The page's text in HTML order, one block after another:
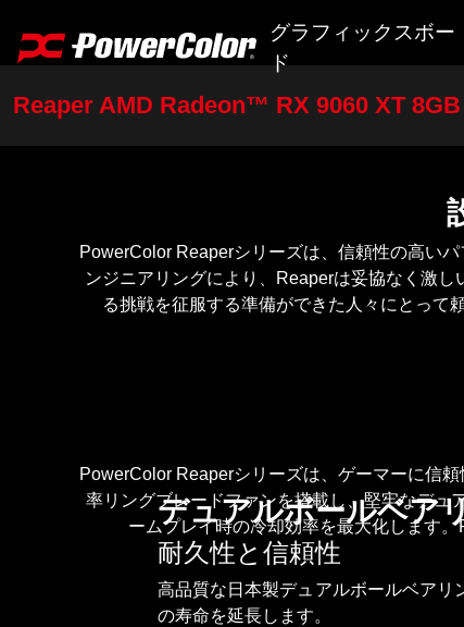
グラフィックスボー
ド
RX 6000 Series
ユーティリティソ
すべて
Reaper AMD Radeon™ RX 9060 XT
PowerColor Reaperシリーズは、信頼性の高い
ンジニアリングにより、Reaperは妥協なく激
る挑戦を征服する準備ができた人々にとって
PowerColor Reaperシリーズは、ゲーマーに信
率リングブレードファンを搭載し、堅牢なデュ
ームプレイ時の冷却効率を最大化します
デュアルボールベア
耐久性と信頼性
高品質な日本製デュアルボールベアリ
の寿命を延長します。